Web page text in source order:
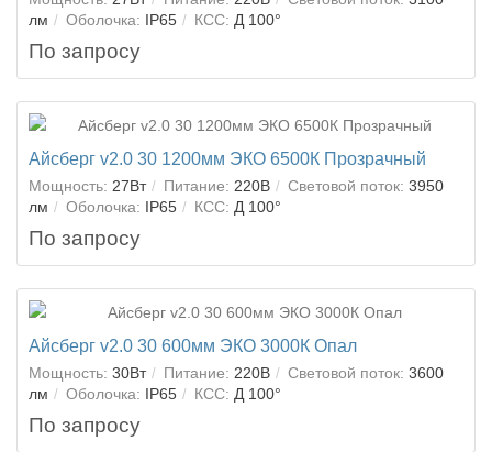
лм
Оболочка: IP65 КСС: Д 100°
По запросу
Айсберг v2.0 30 1200мм ЭКО 6500К Прозрачный
Мощность: 27Вт Питание: 220В Световой поток: 3950
лм
Оболочка: IP65 КСС: Д 100°
По запросу
Айсберг v2.0 30 600мм ЭКО 3000К Опал
Мощность: 30Вт Питание: 220В Световой поток: 3600
лм
Оболочка: IP65 КСС: Д 100°
По запросу